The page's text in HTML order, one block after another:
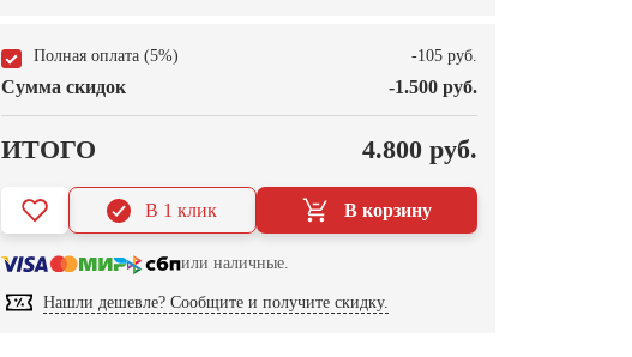
Полная оплата (5%) -105 руб.
Сумма скидок -1.500 руб.
ИТОГО 4.800 руб.
В корзину
В 1 клик
или наличные.
Нашли дешевле? Сообщите и получите скидку.